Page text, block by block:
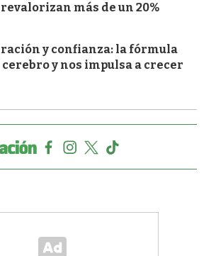
más de un 20%
y confianza: la fórmula
y nos impulsa a crecer